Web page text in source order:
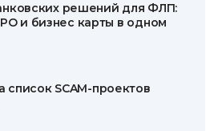
решений для ФЛП:
и бизнес карты в одном
SCAM-проектов